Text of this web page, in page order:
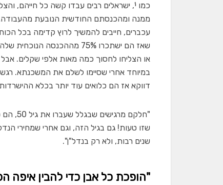
כמו י', ישראלים רבים עבדו קשה כל חייהם,
ממנה ומהכנסתם החודשית הנובעת מהעבודה,
עכברים, חייבים להמשיך לרוץ קדימה בכל
שאז הם ישתכרו 75%
או הצליחו לחסוך כמה מאות אלפי שקלים. אבל
במיוחד אחרי שסיימו לשלם את המשכנתא.
דווקא אז הם כלואים עוד יותר בכלא
"חלקם
שזו טעות! גם בגיל הזה, וגם אחרי שמחירי
שנים רבות, ולא רק בנדל"ן".
"הופכת כל אבן כדי להבין איפה